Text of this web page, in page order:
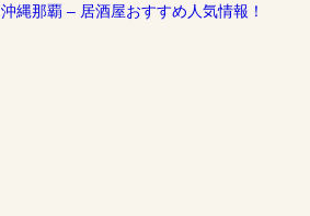
縄那覇 – 居酒屋おすすめ人気情報！